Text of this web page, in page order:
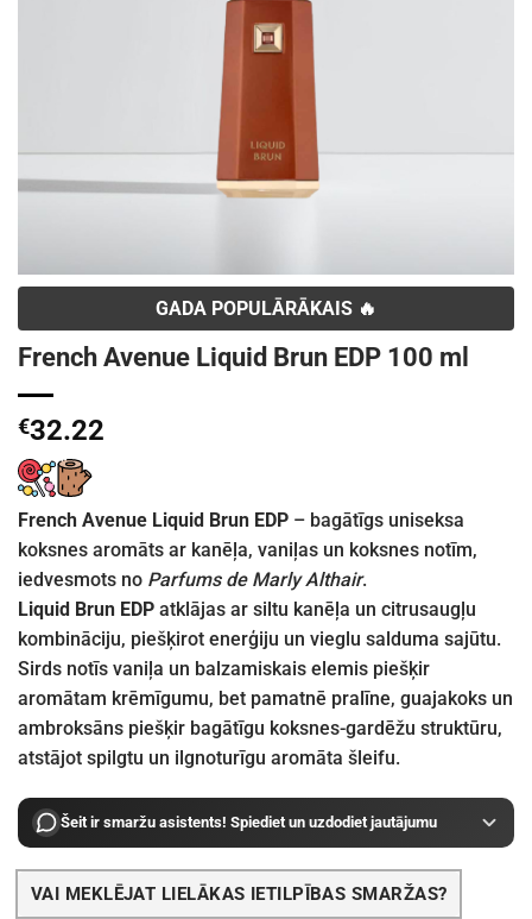
GADA POPULĀRĀKAIS 🔥
French Avenue Liquid Brun EDP 100 ml
€32.22
French Avenue Liquid Brun EDP – bagātīgs uniseksa
koksnes aromāts ar kanēļa, vaniļas un koksnes notīm,
iedvesmots no Parfums de Marly Althair.
Liquid Brun EDP atklājas ar siltu kanēļa un citrusaugļu
kombināciju, piešķirot enerģiju un vieglu salduma sajūtu.
Sirds notīs vaniļa un balzamiskais elemis piešķir
aromātam krēmīgumu, bet pamatnē pralīne, guajakoks un
ambroksāns piešķir bagātīgu koksnes-gardēžu struktūru,
atstājot spilgtu un ilgnoturīgu aromāta šleifu.
Šeit ir smaržu asistents! Spiediet un uzdodiet jautājumu
VAI MEKLĒJAT LIELĀKAS IETILPĪBAS SMARŽAS?